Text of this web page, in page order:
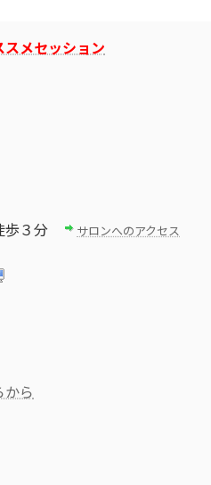
メセッション
歩３分 サロンへのアクセス
から